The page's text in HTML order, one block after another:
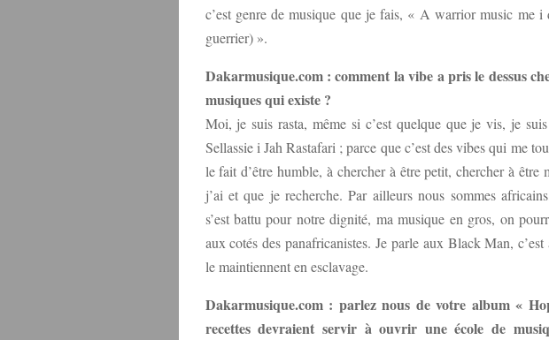
c’est genre de musique que je fais, « A warrior music me
guerrier) ».
Dakarmusique.com : comment la vibe a pris le dessus
musiques qui existe ?
Moi, je suis rasta, même si c’est quelque que je vis, je
Sellassie i Jah Rastafari ; parce que c’est des vibes qui me
le fait d’être humble, à chercher à être petit, chercher à être
j’ai et que je recherche. Par ailleurs nous sommes
s’est battu pour notre dignité, ma musique en gros, on
aux cotés des panafricanistes. Je parle aux Black Man,
le maintiennent en esclavage.
Dakarmusique.com : parlez nous de votre album «
recettes devraient servir à ouvrir une école de